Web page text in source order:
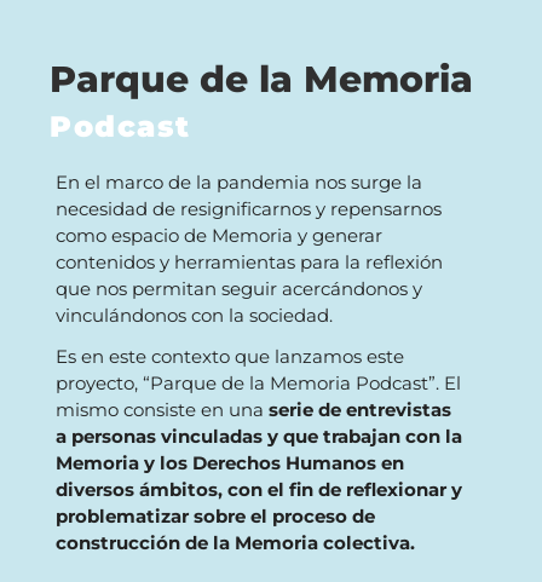
Parque de la Memoria
Podcast
En el marco de la pandemia nos surge la
necesidad de resignificarnos y repensarnos
como espacio de Memoria y generar
contenidos y herramientas para la reflexión
que nos permitan seguir acercándonos y
vinculándonos con la sociedad.
Es en este contexto que lanzamos este
proyecto, “Parque de la Memoria Podcast”. El
mismo consiste en una serie de entrevistas
a personas vinculadas y que trabajan con la
Memoria y los Derechos Humanos en
diversos ámbitos, con el fin de reflexionar y
problematizar sobre el proceso de
construcción de la Memoria colectiva.